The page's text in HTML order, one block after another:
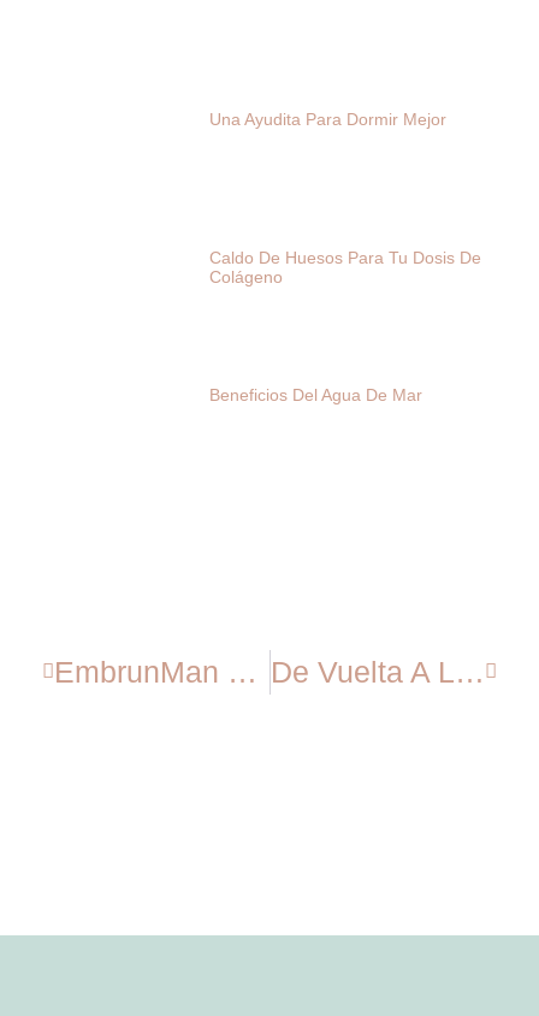
Una Ayudita Para Dormir Mejor
Caldo De Huesos Para Tu Dosis De
Colágeno
Beneficios Del Agua De Mar
EmbrunMan 2015 De Vuelta A Las Competis – Duatlón Cros De Costitx